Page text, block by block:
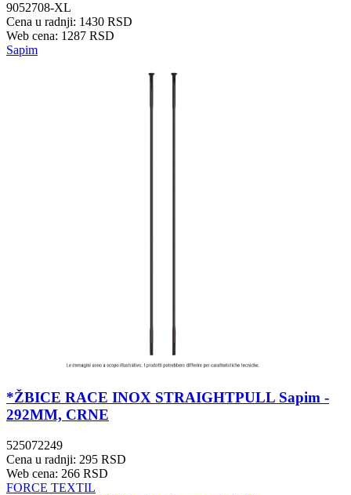
9052708-XL
Cena u radnji: 1430 RSD
Web cena: 1287 RSD
Sapim
*ŽBICE RACE INOX STRAIGHTPULL Sapim -
292MM, CRNE
525072249
Cena u radnji: 295 RSD
Web cena: 266 RSD
FORCE TEXTIL